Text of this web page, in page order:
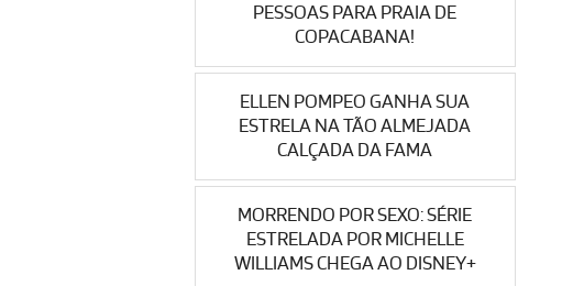
PESSOAS PARA PRAIA DE
COPACABANA!
ELLEN POMPEO GANHA SUA
ESTRELA NA TÃO ALMEJADA
CALÇADA DA FAMA
MORRENDO POR SEXO: SÉRIE
ESTRELADA POR MICHELLE
WILLIAMS CHEGA AO DISNEY+